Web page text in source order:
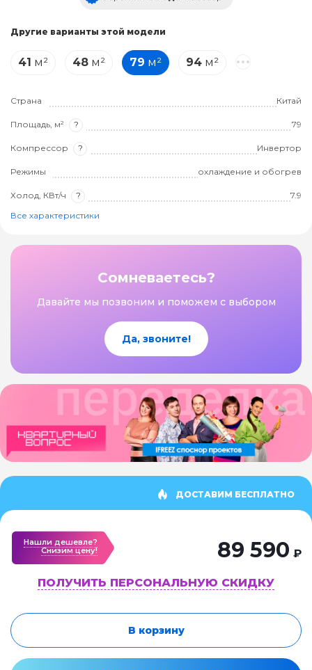
Другие варианты этой модели
41 м² 48 м² 79 м² 94 м²
Страна Китай
Площадь, м² ? 79
Компрессор ? Инвертор
Режимы охлаждение и обогрев
Холод, КВт/ч ?
7.9
Все характеристики
Сомневаетесь?
Давайте мы позвоним и поможем с выбором
Да, звоните!
ДОСТАВИМ БЕСПЛАТНО
Нашли дешевле?
Cнизим цену!
89 590 ₽
ПОЛУЧИТЬ ПЕРСОНАЛЬНУЮ СКИДКУ
В корзину